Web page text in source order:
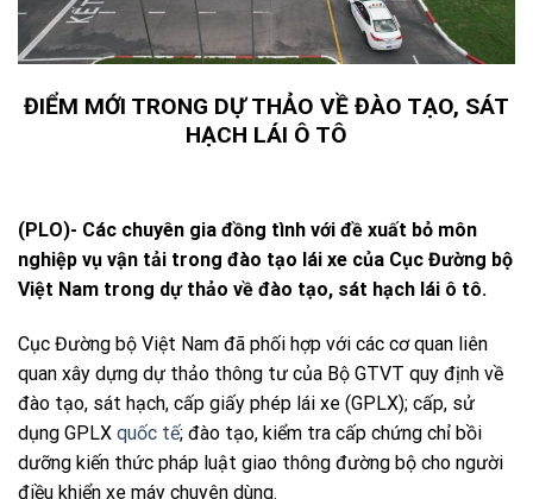
ĐIỂM MỚI TRONG DỰ THẢO VỀ ĐÀO TẠO, SÁT
HẠCH LÁI Ô TÔ
(PLO)- Các chuyên gia đồng tình với đề xuất bỏ môn
nghiệp vụ vận tải trong đào tạo lái xe của Cục Đường bộ
Việt Nam trong dự thảo về đào tạo, sát hạch lái ô tô.
Cục Đường bộ Việt Nam đã phối hợp với các cơ quan liên
quan xây dựng dự thảo thông tư của Bộ GTVT quy định về
đào tạo, sát hạch, cấp giấy phép lái xe (GPLX); cấp, sử
dụng GPLX quốc tế; đào tạo, kiểm tra cấp chứng chỉ bồi
dưỡng kiến thức pháp luật giao thông đường bộ cho người
điều khiển xe máy chuyên dùng.